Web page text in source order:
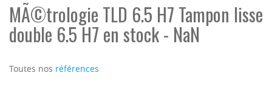
MÃ©trologie TLD 6.5 H7 Tampon lisse
double 6.5 H7 en stock - NaN
Toutes nos références